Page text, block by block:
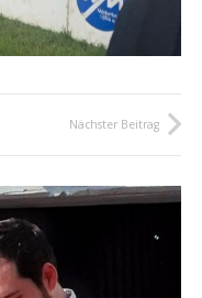
Nächster Beitrag